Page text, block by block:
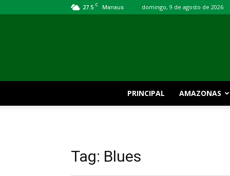
27.5 C Manaus domingo, 9 de agosto de 2026
PRINCIPAL AMAZONAS
Tag: Blues